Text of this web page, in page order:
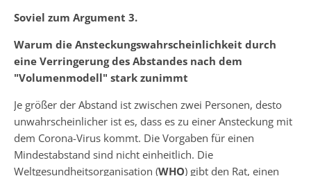
Soviel zum Argument 3.
Warum die Ansteckungswahrscheinlichkeit durch
eine Verringerung des Abstandes nach dem
"Volumenmodell" stark zunimmt
Je größer der Abstand ist zwischen zwei Personen, desto
unwahrscheinlicher ist es, dass es zu einer Ansteckung mit
dem Corona-Virus kommt. Die Vorgaben für einen
Mindestabstand sind nicht einheitlich. Die
Weltgesundheitsorganisation (WHO) gibt den Rat, einen